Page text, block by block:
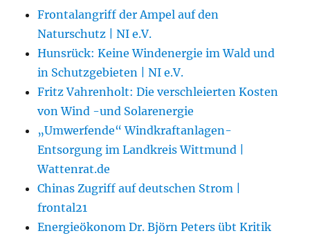
Frontalangriff der Ampel auf den
Naturschutz | NI e.V.
Hunsrück: Keine Windenergie im Wald und
in Schutzgebieten | NI e.V.
Fritz Vahrenholt: Die verschleierten Kosten
von Wind -und Solarenergie
„Umwerfende“ Windkraftanlagen-
Entsorgung im Landkreis Wittmund |
Wattenrat.de
Chinas Zugriff auf deutschen Strom |
frontal21
Energieökonom Dr. Björn Peters übt Kritik